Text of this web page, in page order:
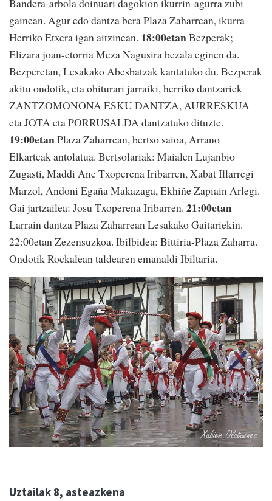
Bandera-arbola doinuari dagokion ikurrin-agurra zubi
gainean. Agur edo dantza bera Plaza Zaharrean, ikurra
Herriko Etxera igan aitzinean. 18:00etanBezperak;
Elizara joan-etorria Meza Nagusira bezala eginen da.
Bezperetan, Lesakako Abesbatzak kantatuko du. Bezperak
akitu ondotik, eta ohiturari jarraiki, herriko dantzariek
ZANTZOMONONA ESKU DANTZA, AURRESKUA
eta JOTA eta PORRUSALDA dantzatuko dituzte.
19:00etanPlaza Zaharrean, bertso saioa, Arrano
Elkarteak antolatua. Bertsolariak: Maialen Lujanbio
Zugasti, Maddi Ane Txoperena Iribarren, Xabat Illarregi
Marzol, Andoni Egaña Makazaga, Ekhiñe Zapiain Arlegi.
Gai jartzailea: Josu Txoperena Iribarren. 21:00etan
Larrain dantza Plaza Zaharrean Lesakako Gaitariekin.
22:00etan Zezensuzkoa. Ibilbidea: Bittiria-Plaza Zaharra.
Ondotik Rockalean taldearen emanaldi Ibiltaria.
Uztailak 8, asteazkena